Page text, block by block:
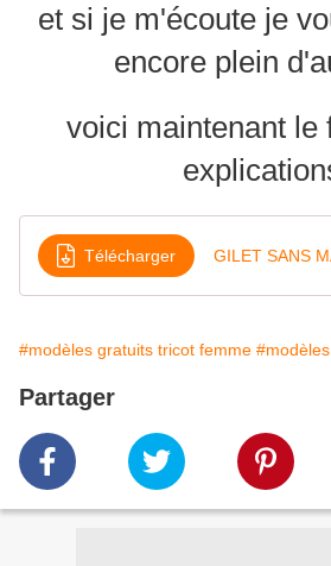
et si je m'écoute je
encore plein
voici maintenant le
Télécharger
#modèles gratuits tricot femme
Partager